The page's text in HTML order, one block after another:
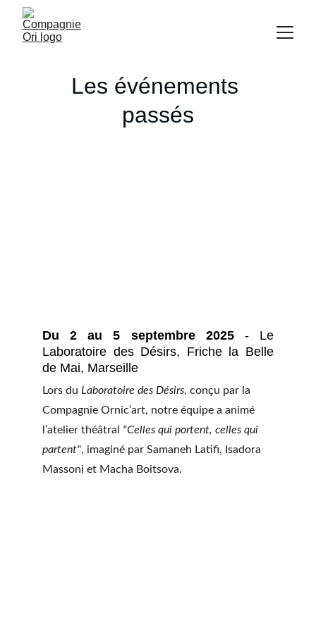
Les événements
passés
Du 2 au 5 septembre 2025- Le
Laboratoire des Désirs, Friche la Belle
de Mai, Marseille
Lors du Laboratoire des Désirs, conçu par la
Compagnie Ornic’art, notre équipe a animé
l’atelier théâtral "Celles qui portent, celles qui
partent", imaginé par Samaneh Latifi, Isadora
Massoni et Macha Boitsova.